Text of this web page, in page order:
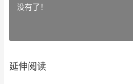
没有了！
延伸阅读